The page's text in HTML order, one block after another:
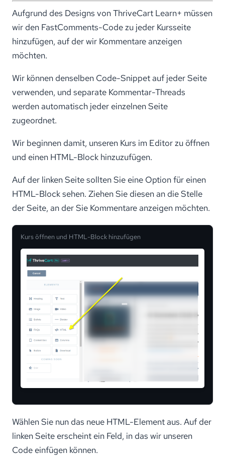
Aufgrund des Designs von ThriveCart Learn+ müssen
wir den FastComments-Code zu jeder Kursseite
hinzufügen, auf der wir Kommentare anzeigen
möchten.
Wir können denselben Code-Snippet auf jeder Seite
verwenden, und separate Kommentar-Threads
werden automatisch jeder einzelnen Seite
zugeordnet.
Wir beginnen damit, unseren Kurs im Editor zu öffnen
und einen HTML-Block hinzuzufügen.
Auf der linken Seite sollten Sie eine Option für einen
HTML-Block sehen. Ziehen Sie diesen an die Stelle
der Seite, an der Sie Kommentare anzeigen möchten.
Kurs öffnen und HTML-Block hinzufügen
Wählen Sie nun das neue HTML-Element aus. Auf der
linken Seite erscheint ein Feld, in das wir unseren
Code einfügen können.